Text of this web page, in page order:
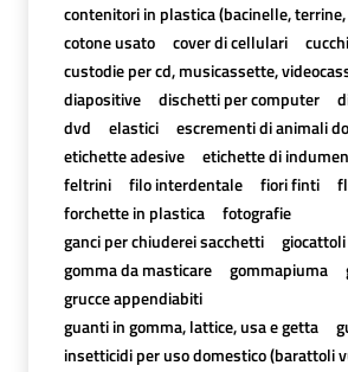
contenitori in plastica (bacinelle,
cotone usato
cover di cellulari
custodie per cd, musicassette,
diapositive
dischetti per computer
dvd
elastici
escrementi di animali
etichette adesive
etichette di
feltrini
filo interdentale fiori finti
forchette in plastica
fotografie
ganci per chiuderei sacchetti
giocattoli
gomma da masticare
gommapiuma
grucce appendiabiti
guanti in gomma, lattice, usa e getta
insetticidi per uso domestico (barattoli